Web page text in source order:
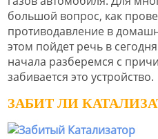
большой вопрос, как
противодавление в
этом пойдет речь в
начала разберемся с
забивается это устройство.
ЗАБИТ ЛИ